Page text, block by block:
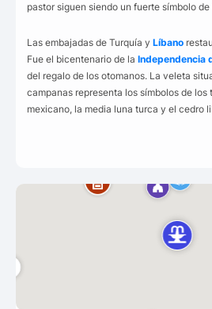
pastor siguen siendo un fuerte símbolo
Las embajadas de Turquía y Líbano
Fue el bicentenario de la Independencia
del regalo de los otomanos. La veleta
campanas representa los símbolos de los
mexicano, la media luna turca y el cedro